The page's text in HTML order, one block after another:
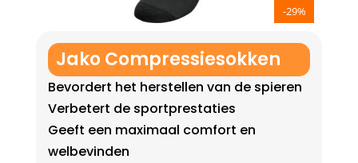
-29%
Jako Compressiesokken
Bevordert het herstellen van de spieren
Verbetert de sportprestaties
Geeft een maximaal comfort en
welbevinden